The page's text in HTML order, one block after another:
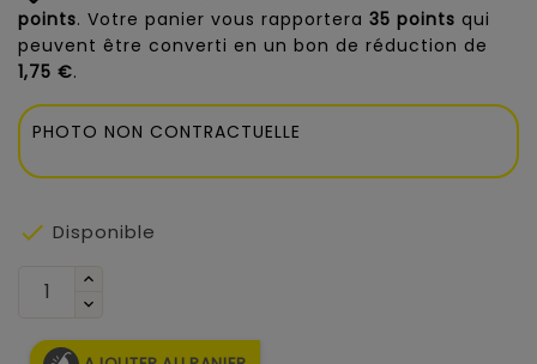
points. Votre panier vous rapportera 35 points qui
peuvent être converti en un bon de réduction de
1,75 €.
PHOTO NON CONTRACTUELLE
 Disponible